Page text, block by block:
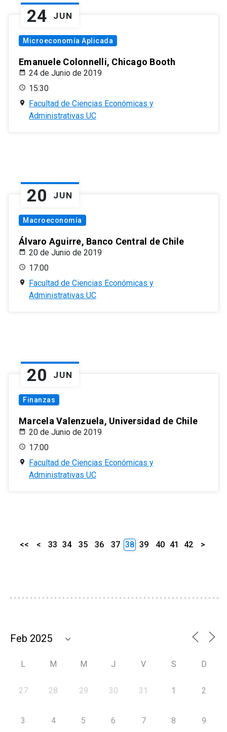
24 JUN
Microeconomía Aplicada
Emanuele Colonnelli, Chicago Booth
24 de Junio de 2019
15:30
Facultad de Ciencias Económicas y
Administrativas UC
20 JUN
Macroeconomía
Álvaro Aguirre, Banco Central de Chile
20 de Junio de 2019
17:00
Facultad de Ciencias Económicas y
Administrativas UC
20 JUN
Finanzas
Marcela Valenzuela, Universidad de Chile
20 de Junio de 2019
17:00
Facultad de Ciencias Económicas y
Administrativas UC
<< < 33 34 35 36 37 38 39 40 41 42 >
L M M J V S D
27 28 29 30 31 1 2
3 4 5 6 7 8 9